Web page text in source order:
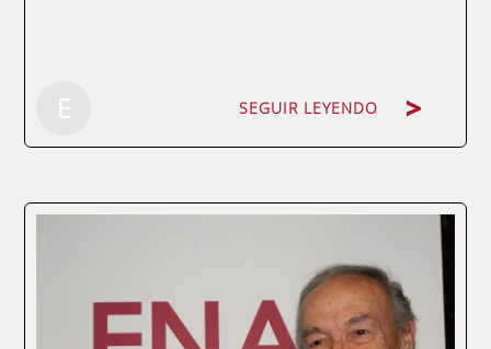
E SEGUIR LEYENDO
por José M. Díez de la Lastra, Director del
de ENAE Business SchoolUn 25% de los
españoles están disponibles para realizar
un trabajo y no lo tienen, según las listas de